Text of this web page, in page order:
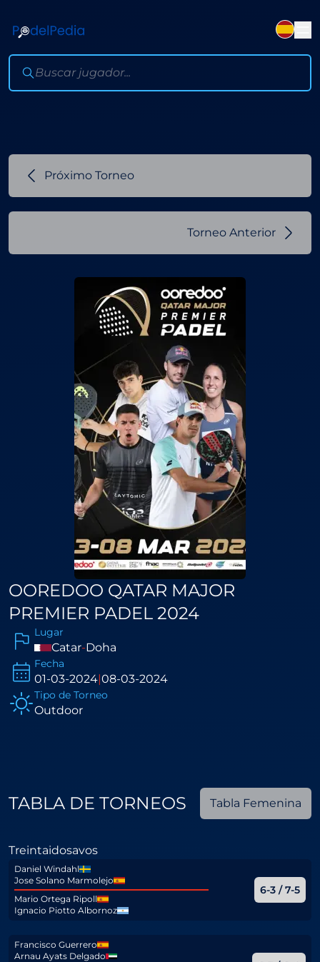
Próximo Torneo
Torneo Anterior
OOREDOO QATAR MAJOR
PREMIER PADEL 2024
Lugar
Catar-Doha
Fecha
01-03-2024|08-03-2024
Tipo de Torneo
Outdoor
TABLA DE TORNEOS Tabla Femenina
Treintaidosavos
Daniel Windahl
Jose Solano Marmolejo
Mario Ortega Ripoll
Ignacio Piotto Albornoz
6-3 / 7-5
Francisco Guerrero
Arnau Ayats Delgado